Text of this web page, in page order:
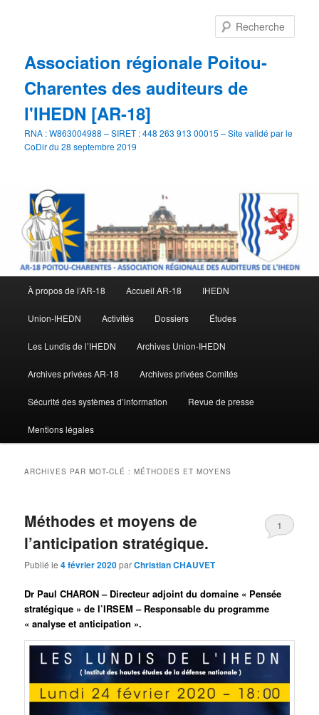
Association régionale Poitou-
Charentes des auditeurs de
l'IHEDN [AR-18]
RNA : W863004988 – SIRET : 448 263 913 00015 – Site validé par le
CoDir du 28 septembre 2019
principal
À propos de l’AR-18 Accueil AR-18 IHEDN
Union-IHEDN Activités Dossiers Études
Les Lundis de l’IHEDN Archives Union-IHEDN
Archives privées AR-18 Archives privées Comités
Sécurité des systèmes d’information Revue de presse
Mentions légales
ARCHIVES PAR MOT-CLÉ :MÉTHODES ET MOYENS
Méthodes et moyens de
l’anticipation stratégique.
Publié le4 février 2020parChristian CHAUVET
1
Dr Paul CHARON– Directeur adjoint du domaine « Pensée
stratégique » de l’IRSEM – Responsable du programme
« analyse et anticipation ».